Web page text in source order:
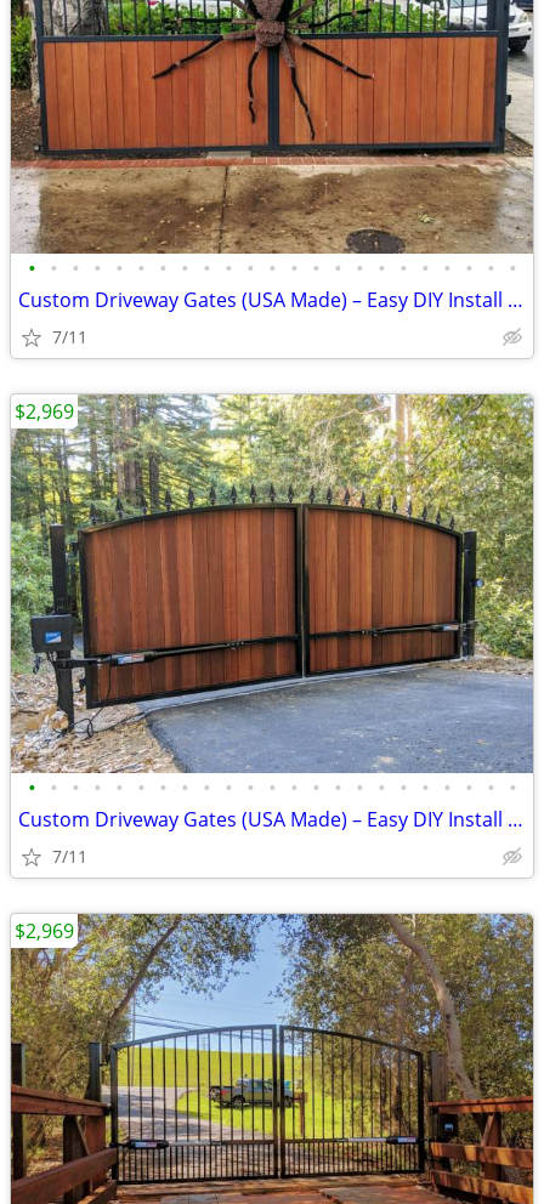
• • • • • • • • • • • • • • • • • • • • • • •
Custom Driveway Gates (USA Made) – Easy DIY Install + FREE Delivery
7/11
• • • • • • • • • • • • • • • • • • • • • • •
Custom Driveway Gates (USA Made) – Easy DIY Install + FREE Delivery
7/11
$2,969
$2,969